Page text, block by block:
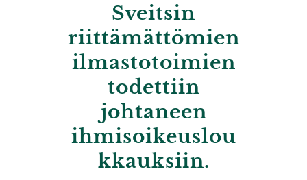
Sveitsin
riittämättömien
ilmastotoimien
todettiin
johtaneen
ihmisoikeuslou
kkauksiin.